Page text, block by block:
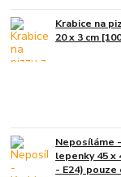
Krabice na
20 x 3 cm
Neposíláme
lepenky 45 x
- E24)